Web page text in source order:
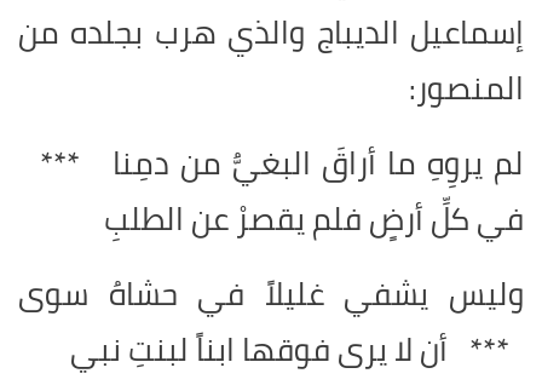
إسماعيل الديباج والذي هرب بجلده من
المنصور:
لم يروِهِ ما أراقَ البغيُّ من دمِنا ***
في كلِّ أرضٍ فلم يقصرْ عن الطلبِ
وليس يشفي غليلاً في حشاهُ سوى
*** أن لا يرى فوقها ابناً لبنتِ نبي